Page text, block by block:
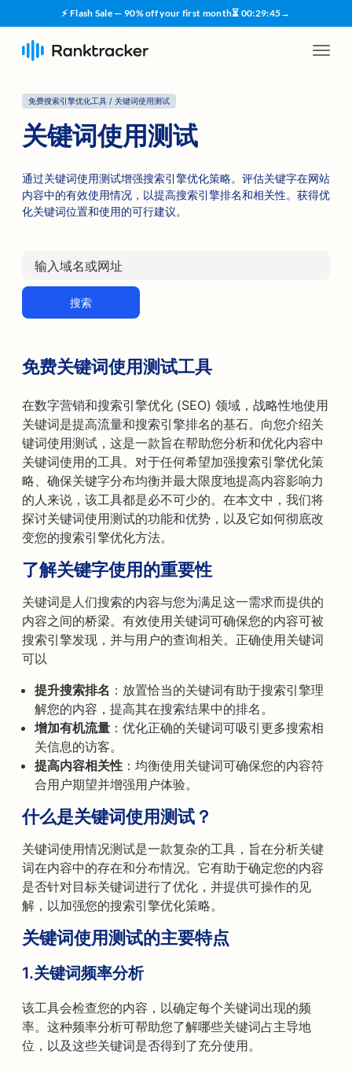
⚡ Flash Sale — 90% off your first month⏳ 00:29:45→
免费搜索引擎优化工具 / 关键词使用测试
关键词使用测试
通过关键词使用测试增强搜索引擎优化策略。评估关键字在网站
内容中的有效使用情况，以提高搜索引擎排名和相关性。获得优
化关键词位置和使用的可行建议。
搜索
免费关键词使用测试工具
在数字营销和搜索引擎优化 (SEO) 领域，战略性地使用
关键词是提高流量和搜索引擎排名的基石。向您介绍关
键词使用测试，这是一款旨在帮助您分析和优化内容中
关键词使用的工具。对于任何希望加强搜索引擎优化策
略、确保关键字分布均衡并最大限度地提高内容影响力
的人来说，该工具都是必不可少的。在本文中，我们将
探讨关键词使用测试的功能和优势，以及它如何彻底改
变您的搜索引擎优化方法。
了解关键字使用的重要性
关键词是人们搜索的内容与您为满足这一需求而提供的
内容之间的桥梁。有效使用关键词可确保您的内容可被
搜索引擎发现，并与用户的查询相关。正确使用关键词
可以
提升搜索排名 ：放置恰当的关键词有助于搜索引擎理
解您的内容，提高其在搜索结果中的排名。
增加有机流量 ：优化正确的关键词可吸引更多搜索相
关信息的访客。
提高内容相关性 ：均衡使用关键词可确保您的内容符
合用户期望并增强用户体验。
什么是关键词使用测试？
关键词使用情况测试是一款复杂的工具，旨在分析关键
词在内容中的存在和分布情况。它有助于确定您的内容
是否针对目标关键词进行了优化，并提供可操作的见
解，以加强您的搜索引擎优化策略。
关键词使用测试的主要特点
1.关键词频率分析
该工具会检查您的内容，以确定每个关键词出现的频
率。这种频率分析可帮助您了解哪些关键词占主导地
位，以及这些关键词是否得到了充分使用。